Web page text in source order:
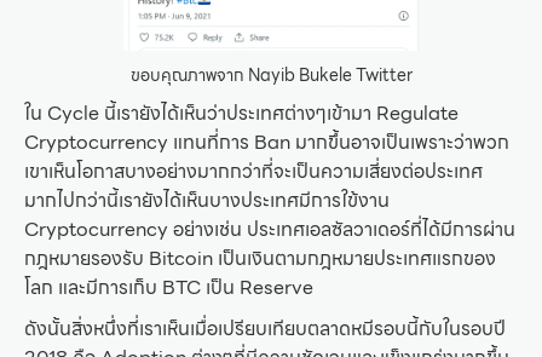
ขอบคุณภาพจาก Nayib Bukele Twitter
ใน Cycle นี้เรายังได้เห็นว่าประเทศต่างๆเข้ามา Regulate
Cryptocurrency แทนที่การ Ban มากขึ้นอาจเป็นเพราะว่าพวก
เขาเห็นโอกาสบางอย่างมากกว่าที่จะเป็นความเสี่ยงต่อประเทศ
มากไปกว่านี้เรายังได้เห็นบางประเทศมีการใข้งาน
Cryptocurrency อย่างเช่น ประเทศเอลซัลวาเดอร์ที่ได้มีการผ่าน
กฎหมายรองรับ Bitcoin เป็นเงินตามกฎหมายประเทศแรกของ
โลก และมีการเก็บ BTC เป็น Reserve
ดังนั้นสิ่งหนึ่งที่เราเห็นเมื่อเปรียบเทียบตลาดหมีรอบนี้กับในรอบปี